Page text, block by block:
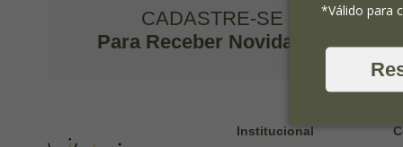
*Válido para
CADASTRE-SE
Para Receber Novidades
Institucional